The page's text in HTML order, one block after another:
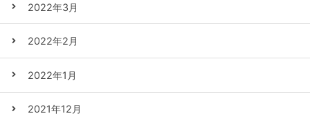
2022年3月
2022年2月
2022年1月
2021年12月